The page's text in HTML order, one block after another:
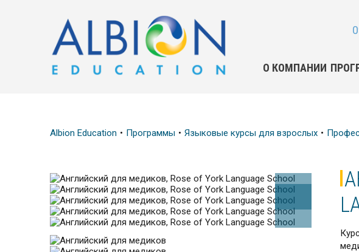
О КОМПАНИИ
Albion Education Программы Языковые курсы для взрослых